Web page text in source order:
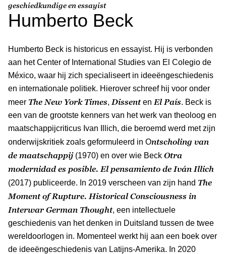
geschiedkundige en essayist
Humberto Beck
Humberto Beck is historicus en essayist. Hij is verbonden
aan het Center of International Studies van El Colegio de
México, waar hij zich specialiseert in ideeëngeschiedenis
en internationale politiek. Hierover schreef hij voor onder
meer The New York Times, Dissenten El País. Beck is
een van de grootste kenners van het werk van theoloog en
maatschappijcriticus Ivan Illich, die beroemd werd met zijn
onderwijskritiek zoals geformuleerd in Ontscholing van
de maatschappij (1970) en over wie Beck Otra
modernidad es posible. El pensamiento de Iván Illich
(2017) publiceerde. In 2019 verscheen van zijn hand The
Moment of Rupture. Historical Consciousness in
Interwar German Thought, een intellectuele
geschiedenis van het denken in Duitsland tussen de twee
wereldoorlogen in. Momenteel werkt hij aan een boek over
de ideeëngeschiedenis van Latijns-Amerika. In 2020